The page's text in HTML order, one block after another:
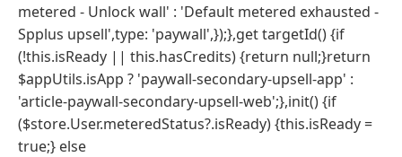
metered - Unlock wall' : 'Default metered exhausted -
Spplus upsell',type: 'paywall',});},get targetId() {if
(!this.isReady || this.hasCredits) {return null;}return
$appUtils.isApp ? 'paywall-secondary-upsell-app' :
'article-paywall-secondary-upsell-web';},init() {if
($store.User.meteredStatus?.isReady) {this.isReady =
true;} else